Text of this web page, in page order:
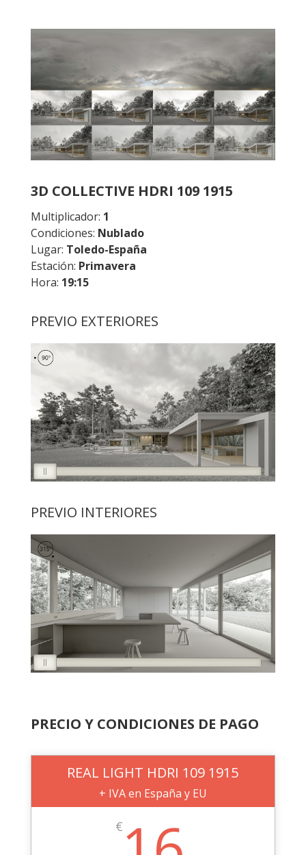
3D COLLECTIVE HDRI 109 1915
Multiplicador: 1
Condiciones: Nublado
Lugar: Toledo-España
Estación: Primavera
Hora: 19:15
PREVIO EXTERIORES
PREVIO INTERIORES
PRECIO Y CONDICIONES DE PAGO
REAL LIGHT HDRI 109 1915
+ IVA en España y EU
€